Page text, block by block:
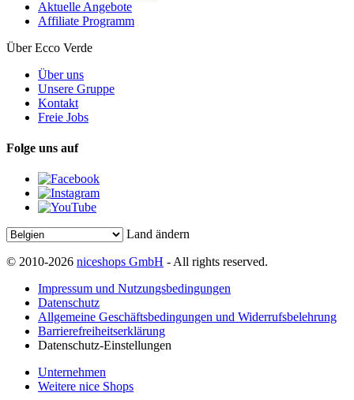
Aktuelle Angebote
Affiliate Programm
Über Ecco Verde
Über uns
Unsere Gruppe
Kontakt
Freie Jobs
Folge uns auf
Land ändern
© 2010-2026 niceshops GmbH - All rights reserved.
Impressum und Nutzungsbedingungen
Datenschutz
Allgemeine Geschäftsbedingungen und Widerrufsbelehrung
Barrierefreiheitserklärung
Datenschutz-Einstellungen
Unternehmen
Weitere nice Shops